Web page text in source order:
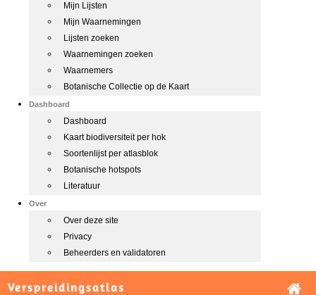
Mijn Lijsten
Mijn Waarnemingen
Lijsten zoeken
Waarnemingen zoeken
Waarnemers
Botanische Collectie op de Kaart
Dashboard
Dashboard
Kaart biodiversiteit per hok
Soortenlijst per atlasblok
Botanische hotspots
Literatuur
Over
Over deze site
Privacy
Beheerders en validatoren
Verspreidingsatlas